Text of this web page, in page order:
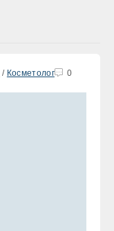
/ Косметолог 0